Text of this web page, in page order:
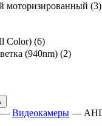
моторизированный (3)
Color) (6)
(940nm) (2)
— Видеокамеры —